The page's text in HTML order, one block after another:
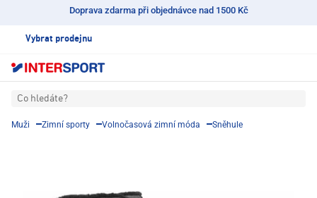
Doprava zdarma při objednávce nad 1500 Kč
Vybrat prodejnu
Co hledáte?
Muži Zimní sporty Volnočasová zimní móda Sněhule